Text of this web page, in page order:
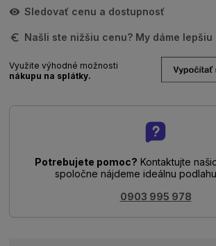
Sledovať cenu a dostupnosť
Našli ste nižšiu cenu? My dáme lepšiu
Využite výhodné možnosti
nákupu na splátky.
Potrebujete pomoc? Kontaktujte
spoločne nájdeme ideálnu
0903 995 978